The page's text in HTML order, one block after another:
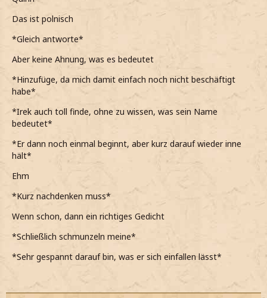
Das ist polnisch
*Gleich antworte*
Aber keine Ahnung, was es bedeutet
*Hinzufüge, da mich damit einfach noch nicht beschäftigt
habe*
*Irek auch toll finde, ohne zu wissen, was sein Name
bedeutet*
*Er dann noch einmal beginnt, aber kurz darauf wieder inne
hält*
Ehm
*Kurz nachdenken muss*
Wenn schon, dann ein richtiges Gedicht
*Schließlich schmunzeln meine*
*Sehr gespannt darauf bin, was er sich einfallen lässt*